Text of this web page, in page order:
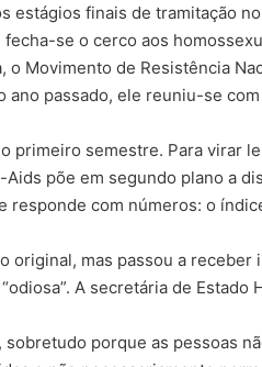
estágios finais de tramitação
se o cerco aos
Movimento de Resistência
passado, ele reuniu-se
primeiro semestre. Para virar
põe em segundo plano a
responde com números: o
mas passou a
A secretária de
porque as pessoas